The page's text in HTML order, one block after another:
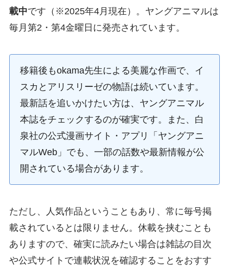
載中です（※2025年4月現在）。ヤングアニマルは
毎月第2・第4金曜日に発売されています。
移籍後もokama先生による美麗な作画で、イ
スカとアリスリーゼの物語は続いています。
最新話を追いかけたい方は、ヤングアニマル
本誌をチェックするのが確実です。また、白
泉社の公式漫画サイト・アプリ「ヤングアニ
マルWeb」でも、一部の話数や最新情報が公
開されている場合があります。
ただし、人気作品ということもあり、常に毎号掲
載されているとは限りません。休載を挟むことも
ありますので、確実に読みたい場合は雑誌の目次
や公式サイトで連載状況を確認することをおすす